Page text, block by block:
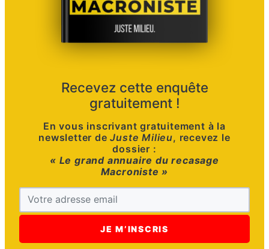
Recevez cette enquête
gratuitement !
En vous inscrivant gratuitement à la
newsletter deJuste Milieu, recevez le
dossier :
« Le grand annuaire du recasage
Macroniste »